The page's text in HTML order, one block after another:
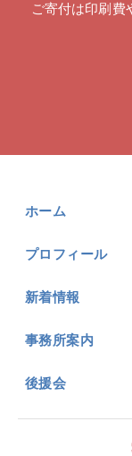
ご寄付は印刷費
ホーム
プロフィール
新着情報
事務所案内
後援会